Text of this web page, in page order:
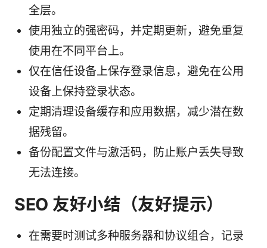
全层。
使用独立的强密码，并定期更新，避免重复
使用在不同平台上。
仅在信任设备上保存登录信息，避免在公用
设备上保持登录状态。
定期清理设备缓存和应用数据，减少潜在数
据残留。
备份配置文件与激活码，防止账户丢失导致
无法连接。
SEO 友好小结（友好提示）
在需要时测试多种服务器和协议组合，记录